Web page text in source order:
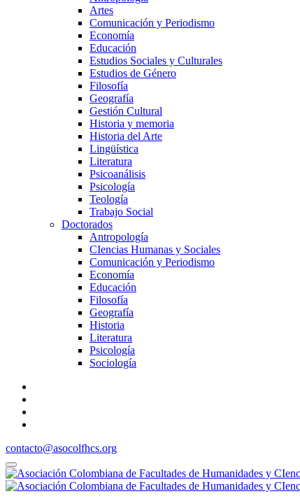
Artes
Comunicación y Periodismo
Economía
Educación
Estudios Sociales y Culturales
Estudios de Género
Filosofía
Geografía
Gestión Cultural
Historia y memoria
Historia del Arte
Lingüística
Literatura
Psicoanálisis
Psicología
Teología
Trabajo Social
Doctorados
Antropología
CIencias Humanas y Sociales
Comunicación y Periodismo
Economía
Educación
Filosofía
Geografía
Historia
Literatura
Psicología
Sociología
contacto@asocolfhcs.org